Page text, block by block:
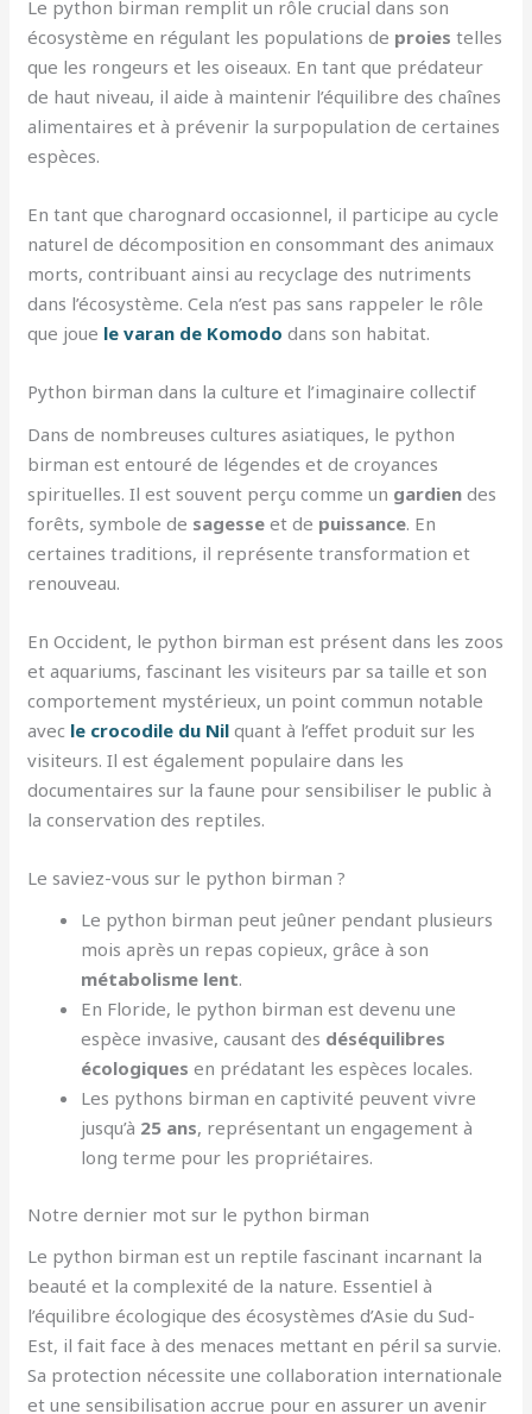
Le python birman remplit un rôle crucial dans son
écosystème en régulant les populations de proies telles
que les rongeurs et les oiseaux. En tant que prédateur
de haut niveau, il aide à maintenir l’équilibre des chaînes
alimentaires et à prévenir la surpopulation de certaines
espèces.
En tant que charognard occasionnel, il participe au cycle
naturel de décomposition en consommant des animaux
morts, contribuant ainsi au recyclage des nutriments
dans l’écosystème. Cela n’est pas sans rappeler le rôle
que joue le varan de Komodo dans son habitat.
Python birman dans la culture et l’imaginaire collectif
Dans de nombreuses cultures asiatiques, le python
birman est entouré de légendes et de croyances
spirituelles. Il est souvent perçu comme un gardien des
forêts, symbole de sagesse et de puissance. En
certaines traditions, il représente transformation et
renouveau.
En Occident, le python birman est présent dans les zoos
et aquariums, fascinant les visiteurs par sa taille et son
comportement mystérieux, un point commun notable
avec le crocodile du Nil quant à l’effet produit sur les
visiteurs. Il est également populaire dans les
documentaires sur la faune pour sensibiliser le public à
la conservation des reptiles.
Le saviez-vous sur le python birman ?
Le python birman peut jeûner pendant plusieurs
mois après un repas copieux, grâce à son
métabolisme lent.
En Floride, le python birman est devenu une
espèce invasive, causant des déséquilibres
écologiques en prédatant les espèces locales.
Les pythons birman en captivité peuvent vivre
jusqu’à 25 ans, représentant un engagement à
long terme pour les propriétaires.
Notre dernier mot sur le python birman
Le python birman est un reptile fascinant incarnant la
beauté et la complexité de la nature. Essentiel à
l’équilibre écologique des écosystèmes d’Asie du Sud-
Est, il fait face à des menaces mettant en péril sa survie.
Sa protection nécessite une collaboration internationale
et une sensibilisation accrue pour en assurer un avenir